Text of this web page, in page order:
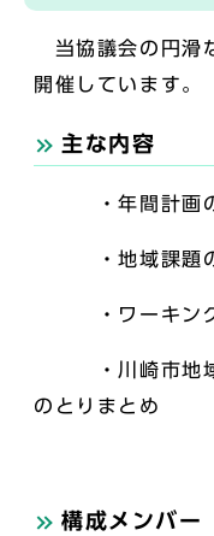
当協議会の円滑
開催しています。
主な内容
・年間計画の
・地域課題の
・ワーキング
・川崎市地域
のとりまとめ
構成メンバー